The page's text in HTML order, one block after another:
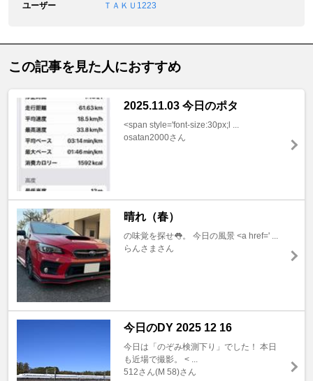
ユーザー ＴＡＫＵ1223
この記事を見た人におすすめ
2025.11.03 今日のポタ
<span style='font-size:30px;l ...
osatan2000さん
晴れ（春）
の味覚を探せ👅。 今日の風景 <a href=' ...
らんさまさん
今日のDY 2025 12 16
今日は「のぞみ検測下り」でした！ 本日
も近場で撮影。 < ...
512さん(M 58)さん